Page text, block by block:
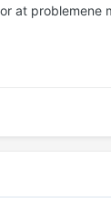
at problemene